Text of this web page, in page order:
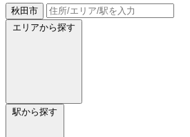
秋田市
エリアから探す
駅から探す